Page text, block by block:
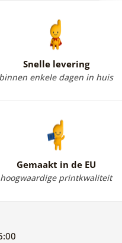
Snelle levering
binnen enkele dagen in huis
Gemaakt in de EU
hoogwaardige printkwaliteit